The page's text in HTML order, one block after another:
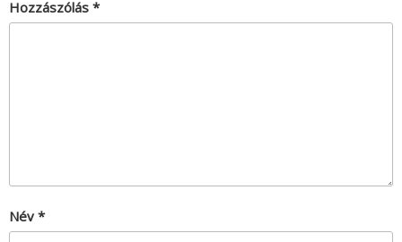
Hozzászólás *
Név *